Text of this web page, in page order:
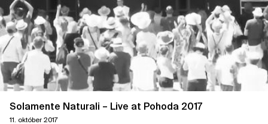
Solamente Naturali – Live at Pohoda 2017
11. október 2017